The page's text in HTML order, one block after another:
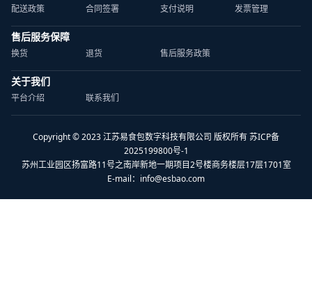
配送政策 合同签署 支付说明 发票管理
售后服务保障
换货 退货 售后服务政策
关于我们
平台介绍 联系我们
Copyright © 2023 江苏易食包数字科技有限公司 版权所有 苏ICP备
2025199800号-1
苏州工业园区扬富路11号之南岸新地一期项目2号楼商务楼层17层1701室
E-mail： info@esbao.com